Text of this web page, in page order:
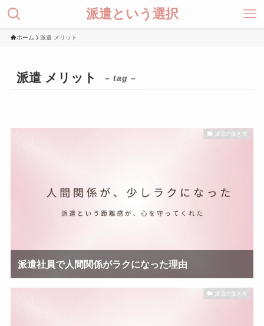
派遣という選択
ホーム 派遣 メリット
派遣 メリット – tag –
派遣の働き方
派遣社員で人間関係がラクになった理由
派遣の働き方